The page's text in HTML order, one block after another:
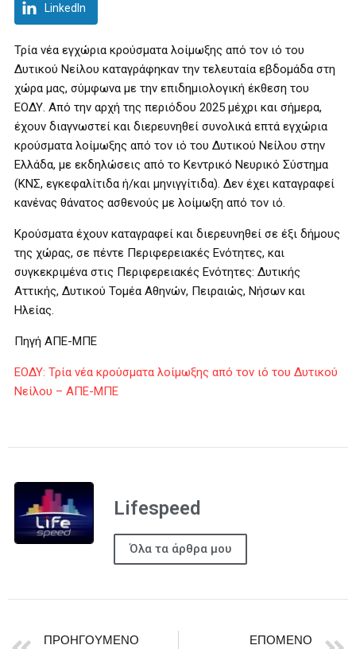
LinkedIn
Τρία νέα εγχώρια κρούσματα λοίμωξης από τον ιό του
Δυτικού Νείλου καταγράφηκαν την τελευταία εβδομάδα στη
χώρα μας, σύμφωνα με την επιδημιολογική έκθεση του
ΕΟΔΥ. Από την αρχή της περιόδου 2025 μέχρι και σήμερα,
έχουν διαγνωστεί και διερευνηθεί συνολικά επτά εγχώρια
κρούσματα λοίμωξης από τον ιό του Δυτικού Νείλου στην
Ελλάδα, με εκδηλώσεις από το Κεντρικό Νευρικό Σύστημα
(ΚΝΣ, εγκεφαλίτιδα ή/και μηνιγγίτιδα). Δεν έχει καταγραφεί
κανένας θάνατος ασθενούς με λοίμωξη από τον ιό.
Κρούσματα έχουν καταγραφεί και διερευνηθεί σε έξι δήμους
της χώρας, σε πέντε Περιφερειακές Ενότητες, και
συγκεκριμένα στις Περιφερειακές Ενότητες: Δυτικής
Αττικής, Δυτικού Τομέα Αθηνών, Πειραιώς, Νήσων και
Ηλείας.
Πηγή ΑΠΕ-ΜΠΕ
ΕΟΔΥ: Τρία νέα κρούσματα λοίμωξης από τον ιό του Δυτικού
Νείλου – ΑΠΕ-ΜΠΕ
Lifespeed
Όλα τα άρθρα μου
ΠΡΟΗΓΟΎΜΕΝΟ
ΕΠΌΜΕΝΟ